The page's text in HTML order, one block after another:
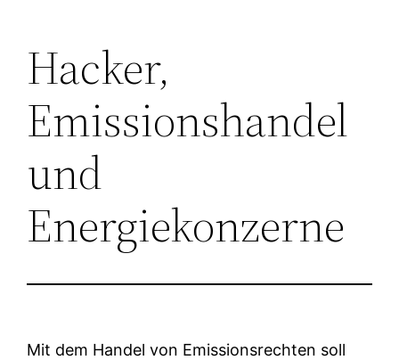
Hacker,
Emissionshandel
und
Energiekonzerne
Mit dem Handel von Emissionsrechten soll